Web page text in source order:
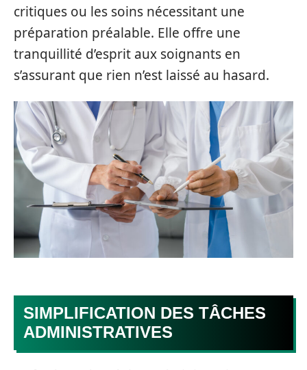
critiques ou les soins nécessitant une
préparation préalable. Elle offre une
tranquillité d’esprit aux soignants en
s’assurant que rien n’est laissé au hasard.
SIMPLIFICATION DES TÂCHES
ADMINISTRATIVES